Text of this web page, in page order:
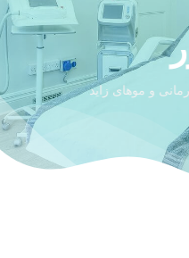
و موهای زاید